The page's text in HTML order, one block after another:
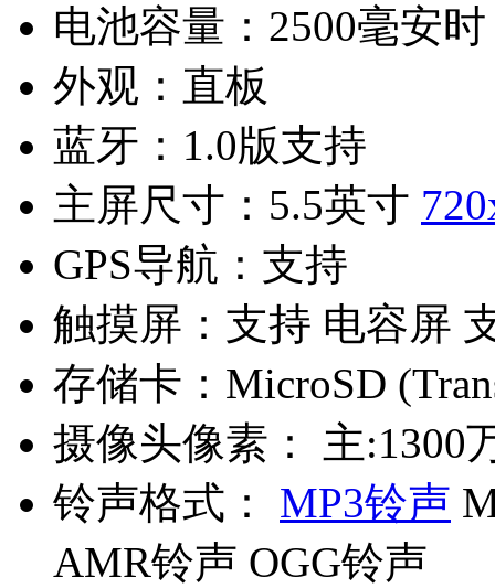
电池容量： 2500毫安时
外观： 直板
蓝牙： 1.0版支持
主屏尺寸： 5.5英寸
GPS导航： 支持
触摸屏： 支持 电容屏
存储卡： MicroSD
摄像头像素：
主:1300
铃声格式：
MP3铃声
AMR铃声 OGG铃声